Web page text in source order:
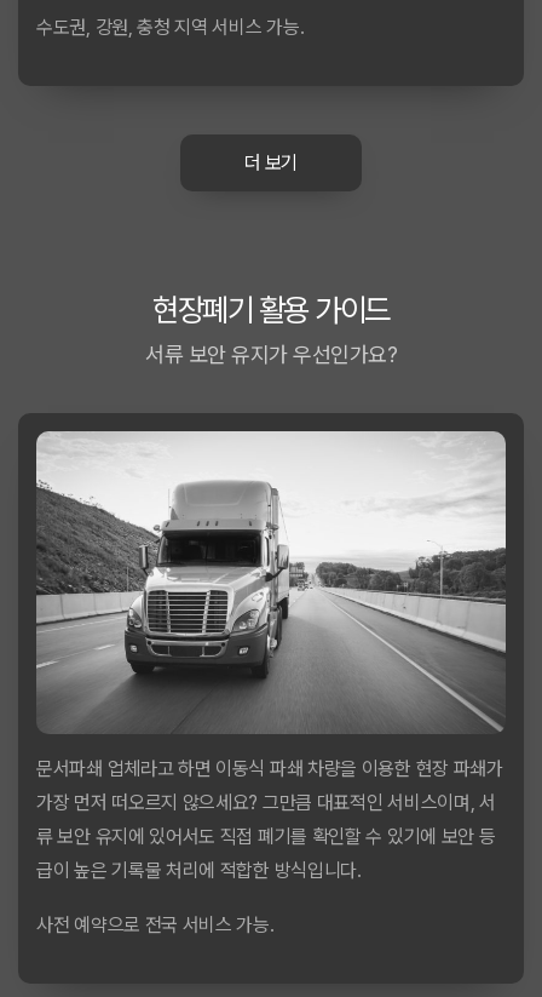
수도권, 강원, 충청 지역 서비스 가능.
더 보기
현장폐기 활용 가이드
서류 보안 유지가 우선인가요?
문서파쇄 업체라고 하면 이동식 파쇄 차량을 이용한 현장 파쇄가
가장 먼저 떠오르지 않으세요? 그만큼 대표적인 서비스이며, 서
류 보안 유지에 있어서도 직접 폐기를 확인할 수 있기에 보안 등
급이 높은 기록물 처리에 적합한 방식입니다.
사전 예약으로 전국 서비스 가능.